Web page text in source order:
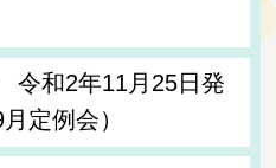
和2年11月25日発
定例会）